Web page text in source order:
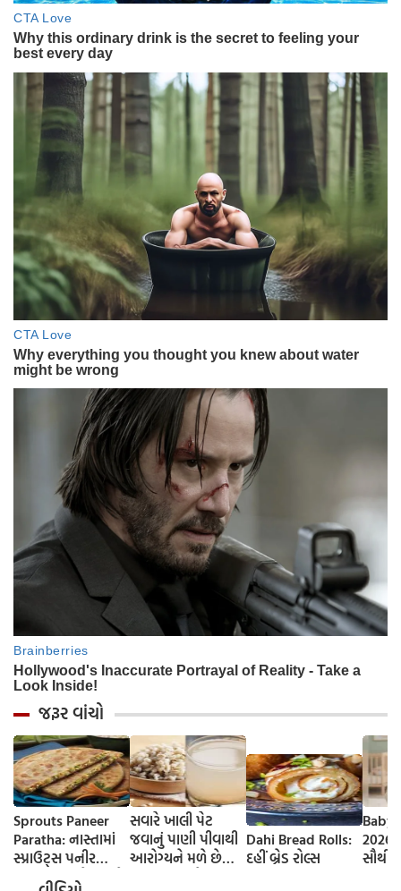
જરૂર વાંચો
Sprouts Paneer
Paratha: નાસ્તામાં
સ્પ્રાઉટ્સ પનીર
પરાઠા બનાવો, તમને
સવારે ખાલી પેટ
જવાનું પાણી પીવાથી
આરોગ્યને મળે છે
Dahi Bread Rolls:
દહીં બ્રેડ રોલ્સ
Baby